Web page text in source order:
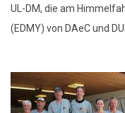
UL-DM, die am
(EDMY) von DAeC und